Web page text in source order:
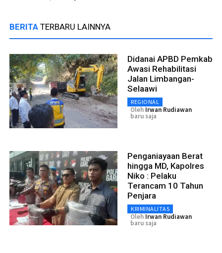
BERITA TERBARU LAINNYA
Didanai APBD Pemkab
Awasi Rehabilitasi
Jalan Limbangan-
Selaawi
REGIONAL
Oleh Irwan Rudiawan
baru saja
Penganiayaan Berat
hingga MD, Kapolres
Niko : Pelaku
Terancam 10 Tahun
Penjara
KRIMINALITAS
Oleh Irwan Rudiawan
baru saja